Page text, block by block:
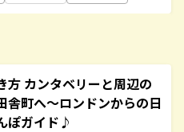
方 カンタベリーと周辺の
舎町へ～ロンドンからの日
ぽガイド♪